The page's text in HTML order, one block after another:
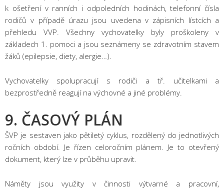
k ošetření v ranních i odpoledních hodinách, telefonní čísla
rodičů v případě úrazu jsou uvedena v zápisních lístcích a
přehledu VVP. Všechny vychovatelky byly proškoleny v
základech 1. pomoci a jsou seznámeny se zdravotním stavem
žáků (epilepsie, diety, alergie…).
Vychovatelky spolupracují s rodiči a tř. učitelkami a
bezprostředně reagují na výchovné a jiné problémy.
9. ČASOVÝ PLÁN
ŠVP je sestaven jako pětiletý cyklus, rozdělený do jednotlivých
ročních období. Je řízen celoročním plánem. Je to otevřený
dokument, který lze v průběhu upravit.
Náměty jsou využity v činnosti výtvarné a pracovní,